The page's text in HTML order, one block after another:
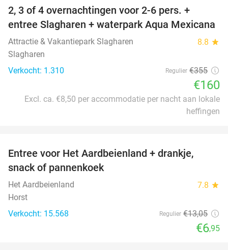
2, 3 of 4 overnachtingen voor 2-6 pers. +
entree Slagharen + waterpark Aqua Mexicana
Attractie & Vakantiepark Slagharen 8.8 star
Slagharen
Verkocht: 1.310
Regulier €355
€160
Excl. ca. €8,50 per accommodatie per nacht aan lokale
heffingen
Entree voor Het Aardbeienland + drankje,
snack of pannenkoek
Het Aardbeienland 7.8 star
Horst
Verkocht: 15.568
Regulier €13,05
€6,95